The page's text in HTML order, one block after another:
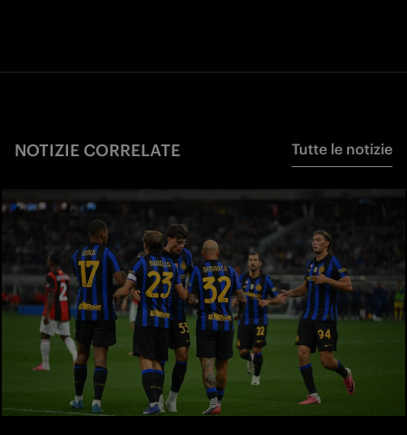
NOTIZIE CORRELATE Tutte le notizie